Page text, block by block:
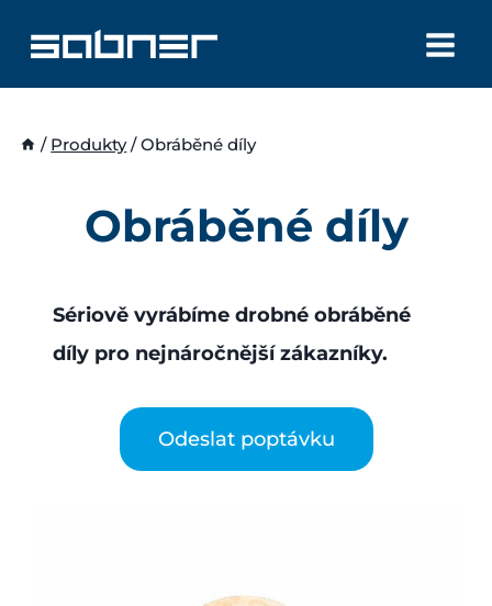
obsah
/ Produkty / Obráběné díly
Obráběné díly
Sériově vyrábíme drobné obráběné
díly pro nejnáročnější zákazníky.
Odeslat poptávku